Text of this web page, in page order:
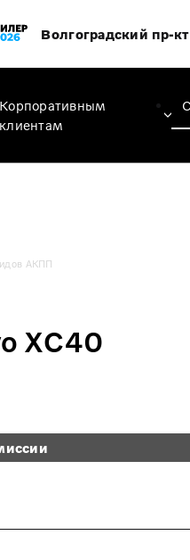
Волгоградский пр-
Корпоративным
клиентам
АКПП
XC40